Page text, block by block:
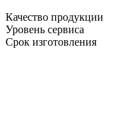
Качество продукции
Уровень сервиса
Срок изготовления